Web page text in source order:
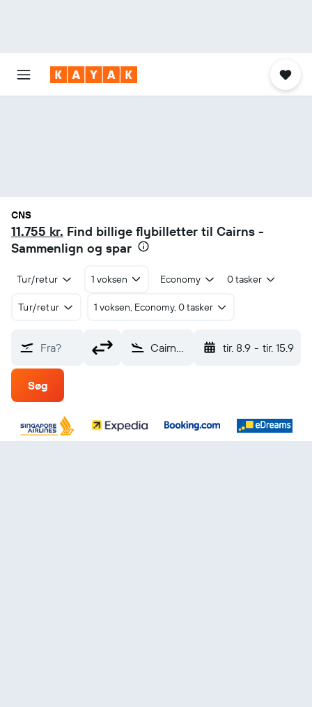
CNS
11.755 kr. Find billige flybilletter til Cairns -
Sammenlign og spar
Tur/retur 1 voksen Economy 0 tasker
Tur/retur 1 voksen, Economy, 0 tasker
Fra? Cairns (CNS) tir. 8.9 - tir. 15.9
Søg